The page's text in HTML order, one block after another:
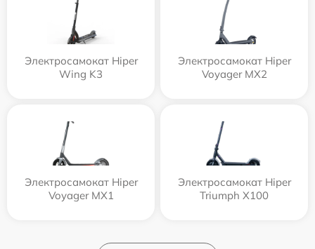
Электросамокат Hiper
Wing K3
Электросамокат Hiper
Voyager MX2
Электросамокат Hiper
Voyager MX1
Электросамокат Hiper
Triumph X100